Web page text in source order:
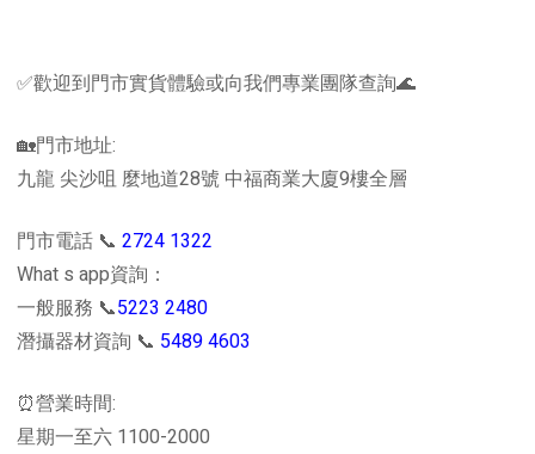
✅歡迎到門市實貨體驗或向我們專業團隊查詢🌊
🏡門市地址:
九龍 尖沙咀 麼地道28號 中福商業大廈9樓全層
門市電話 📞 2724 1322
What s app資詢：
一般服務 📞5223 2480
潛攝器材資詢 📞 5489 4603
⏰營業時間:
星期一至六 1100-2000